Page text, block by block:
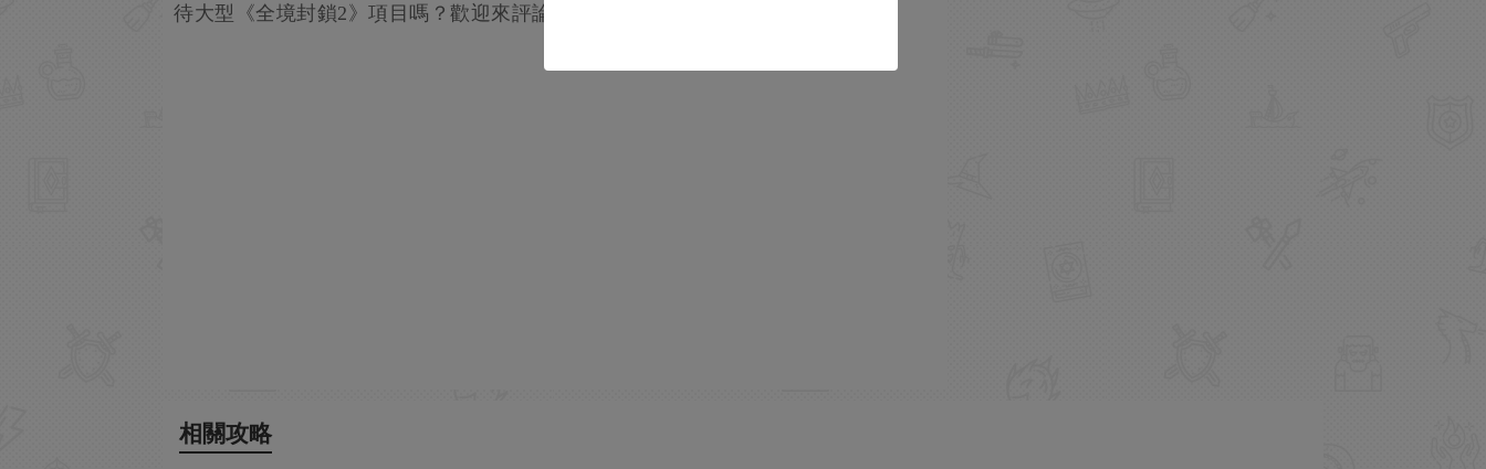
待大型《全境封鎖2》項目嗎？歡迎來評論區討論。
相關攻略